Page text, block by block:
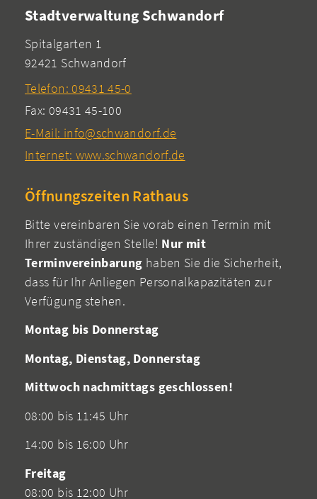
Stadtverwaltung Schwandorf
Spitalgarten 1
92421 Schwandorf
Telefon: 09431 45-0
Fax: 09431 45-100
E-Mail: info@schwandorf.de
Internet: www.schwandorf.de
Öffnungszeiten Rathaus
Bitte vereinbaren Sie vorab einen Termin mit
Ihrer zuständigen Stelle! Nur mit
Terminvereinbarung haben Sie die Sicherheit,
dass für Ihr Anliegen Personalkapazitäten zur
Verfügung stehen.
Montag bis Donnerstag
Montag, Dienstag, Donnerstag
Mittwoch nachmittags geschlossen!
08:00 bis 11:45 Uhr
14:00 bis 16:00 Uhr
Freitag
08:00 bis 12:00 Uhr